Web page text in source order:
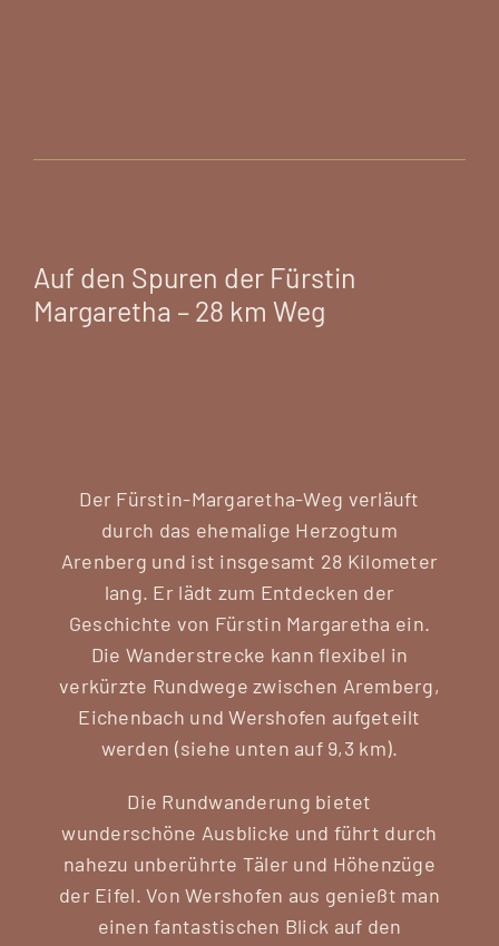
Auf den Spuren der Fürstin
Margaretha – 28 km Weg
Der Fürstin-Margaretha-Weg verläuft
durch das ehemalige Herzogtum
Arenberg und ist insgesamt 28 Kilometer
lang. Er lädt zum Entdecken der
Geschichte von Fürstin Margaretha ein.
Die Wanderstrecke kann flexibel in
verkürzte Rundwege zwischen Aremberg,
Eichenbach und Wershofen aufgeteilt
werden (siehe unten auf 9,3 km).
Die Rundwanderung bietet
wunderschöne Ausblicke und führt durch
nahezu unberührte Täler und Höhenzüge
der Eifel. Von Wershofen aus genießt man
einen fantastischen Blick auf den